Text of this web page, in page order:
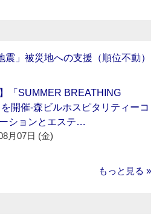
」被災地への支援（順位不動）
】「SUMMER BREATHING
開催‐森ビルホスピタリティーコ
ションとエステ…
月07日 (金)
もっと見る »